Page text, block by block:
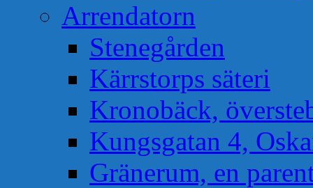
Arrendatorn
Stenegården
Kärrstorps säteri
Kronobäck,
Kungsgatan 4,
Gränerum, en